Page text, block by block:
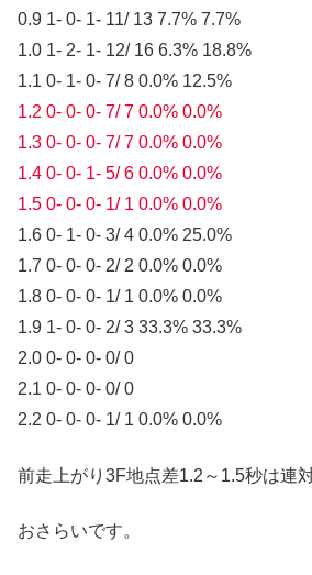
0.9 1- 0- 1- 11/ 13 7.7% 7.7%
1.0 1- 2- 1- 12/ 16 6.3% 18.8%
1.1 0- 1- 0- 7/ 8 0.0% 12.5%
1.2 0- 0- 0- 7/ 7 0.0% 0.0%
1.3 0- 0- 0- 7/ 7 0.0% 0.0%
1.4 0- 0- 1- 5/ 6 0.0% 0.0%
1.5 0- 0- 0- 1/ 1 0.0% 0.0%
1.6 0- 1- 0- 3/ 4 0.0% 25.0%
1.7 0- 0- 0- 2/ 2 0.0% 0.0%
1.8 0- 0- 0- 1/ 1 0.0% 0.0%
1.9 1- 0- 0- 2/ 3 33.3% 33.3%
2.0 0- 0- 0- 0/ 0
2.1 0- 0- 0- 0/ 0
2.2 0- 0- 0- 1/ 1 0.0% 0.0%
前走上がり3F地点差1.2～1.5秒は連
おさらいです。